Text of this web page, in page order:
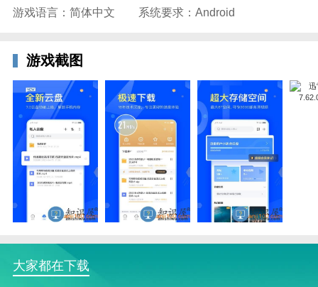
迅雷极速精简版功能
【直播】颜值主播欢乐不停，酷炫礼物效果爆炸。开启
直播时代新玩法！
【好友互动】一键关注好友的动态，优先收到点赞通
知，感受亲密的零距离互动！
【有料视频】自拍、达人才艺、奇葩精选···好玩视频看
不完，给你消遣时光的超大满足！
游戏语言：简体中文
系统要求：Android
游戏截图
大家都在下载